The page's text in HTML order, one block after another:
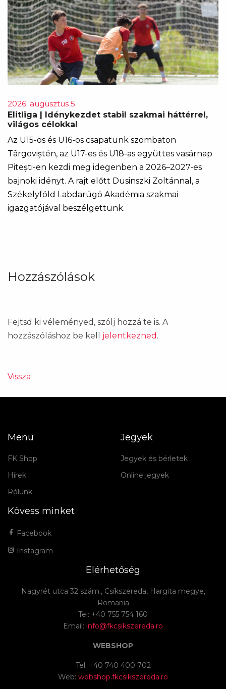
2026. augusztus 5.
Elitliga | Idénykezdet stabil szakmai háttérrel,
világos célokkal
Az U15-ös és U16-os csapatunk szombaton
Târgoviștén, az U17-es és U18-as együttes vasárnap
Pitești-en kezdi meg idegenben a 2026–2027-es
bajnoki idényt. A rajt előtt Dusinszki Zoltánnal, a
Székelyföld Labdarúgó Akadémia szakmai
igazgatójával beszélgettünk.
Hozzászólások
Fejtsd ki véleményed, szólj hozzá te is. A
hozzászóláshoz be kell jelentkezned .
Vissza
Menü
FK Shop
Hírek
Rólunk
Jegyek
Jegyek és bérletek
Online jegyek
Kövess minket
Facebook
Instagram
Elérhetőség
Nagyrét utca 32 szám., Csíkszereda, Hargita megye,
Romania
Tel: +40 755 754 160
Email: info@fkcsikszereda.ro
WEBSHOP
Tel: +40 740 400 702
Web: webshop.fkcsikszereda.ro